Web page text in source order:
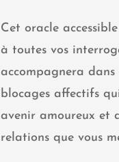
Cet oracle
à toutes vos
accompagnera
blocages affectifs
avenir amoureux et
relations que vous